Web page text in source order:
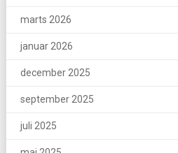
marts 2026
januar 2026
december 2025
september 2025
juli 2025